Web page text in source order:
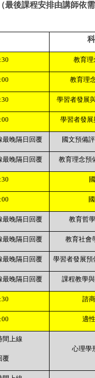
最後課程安排由講師依需
教育理
教育理
學習者發展
學習者發展
最晚隔日回覆 國文預備
最晚隔日回覆 教育理念預
最晚隔日回覆 教育哲
最晚隔日回覆 教育社會
最晚隔日回覆 學習者發展預
最晚隔日回覆 課程教學
諮
適
間上線
覆
心理學